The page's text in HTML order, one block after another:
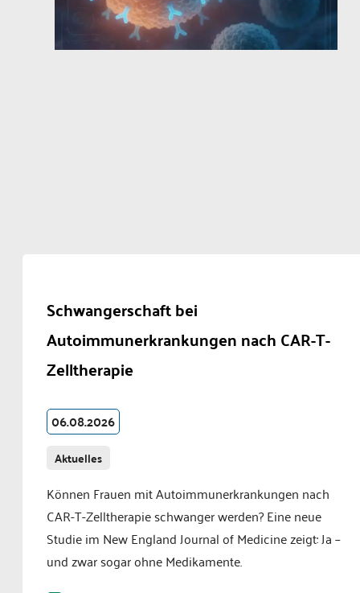
Schwangerschaft bei
Autoimmunerkrankungen nach CAR-T-
Zelltherapie
06.08.2026
Aktuelles
Können Frauen mit Autoimmunerkrankungen nach
CAR-T-Zelltherapie schwanger werden? Eine neue
Studie im New England Journal of Medicine zeigt: Ja –
und zwar sogar ohne Medikamente.